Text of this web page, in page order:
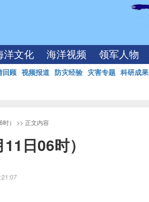
洋文化 海洋视频 领军人物
回顾 视频报道 防灾经验 灾害专题 科研成果
） >> 正文内容
日06时）